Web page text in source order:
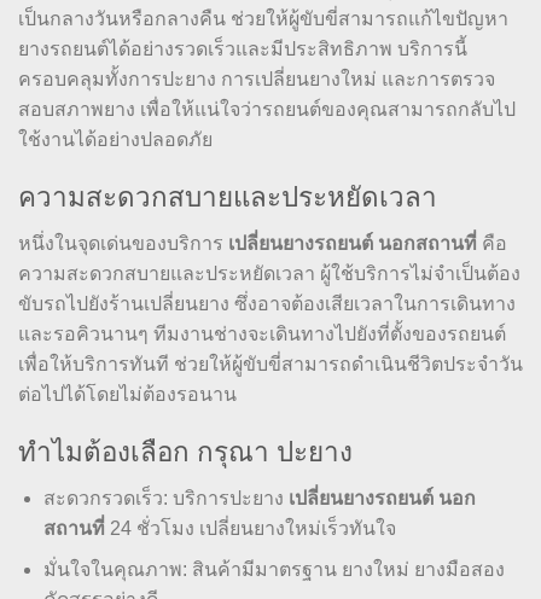
เป็นกลางวันหรือกลางคืน ช่วยให้ผู้ขับขี่สามารถแก้ไขปัญหา
ยางรถยนต์ได้อย่างรวดเร็วและมีประสิทธิภาพ บริการนี้
ครอบคลุมทั้งการปะยาง การเปลี่ยนยางใหม่ และการตรวจ
สอบสภาพยาง เพื่อให้แน่ใจว่ารถยนต์ของคุณสามารถกลับไป
ใช้งานได้อย่างปลอดภัย
ความสะดวกสบายและประหยัดเวลา
หนึ่งในจุดเด่นของบริการ เปลี่ยนยางรถยนต์ นอกสถานที่ คือ
ความสะดวกสบายและประหยัดเวลา ผู้ใช้บริการไม่จำเป็นต้อง
ขับรถไปยังร้านเปลี่ยนยาง ซึ่งอาจต้องเสียเวลาในการเดินทาง
และรอคิวนานๆ ทีมงานช่างจะเดินทางไปยังที่ตั้งของรถยนต์
เพื่อให้บริการทันที ช่วยให้ผู้ขับขี่สามารถดำเนินชีวิตประจำวัน
ต่อไปได้โดยไม่ต้องรอนาน
ทำไมต้องเลือก กรุณา ปะยาง
สะดวกรวดเร็ว: บริการปะยาง เปลี่ยนยางรถยนต์ นอก
สถานที่ 24 ชั่วโมง เปลี่ยนยางใหม่เร็วทันใจ
มั่นใจในคุณภาพ: สินค้ามีมาตรฐาน ยางใหม่ ยางมือสอง